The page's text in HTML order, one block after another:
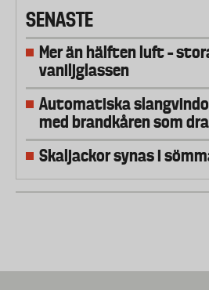
SENASTE
Mer än hälften luft –
vaniljglassen
Automatiska
med brandkåren som
Skaljackor synas i